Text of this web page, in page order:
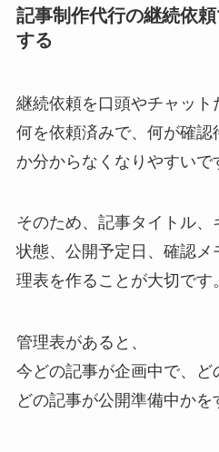
記事制作代行の継続依
する
継続依頼を口頭やチャット
何を依頼済みで、何が確認
か分からなくなりやすいで
そのため、記事タイトル、
状態、公開予定日、確認メ
理表を作ることが大切です。
管理表があると、
今どの記事が企画中で、ど
どの記事が公開準備中かを